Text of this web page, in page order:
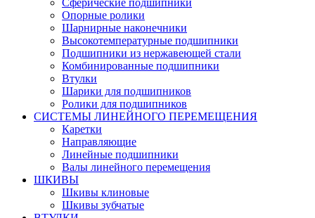
Сферические подшипники
Опорные ролики
Шарнирные наконечники
Высокотемпературные подшипники
Подшипники из нержавеющей стали
Комбинированные подшипники
Втулки
Шарики для подшипников
Ролики для подшипников
СИСТЕМЫ ЛИНЕЙНОГО ПЕРЕМЕЩЕНИЯ
Каретки
Направляющие
Линейные подшипники
Валы линейного перемещения
ШКИВЫ
Шкивы клиновые
Шкивы зубчатые